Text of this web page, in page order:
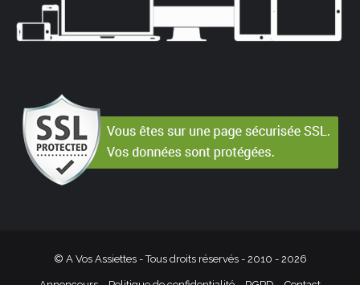
© A Vos Assiettes - Tous droits réservés - 2010 - 2026